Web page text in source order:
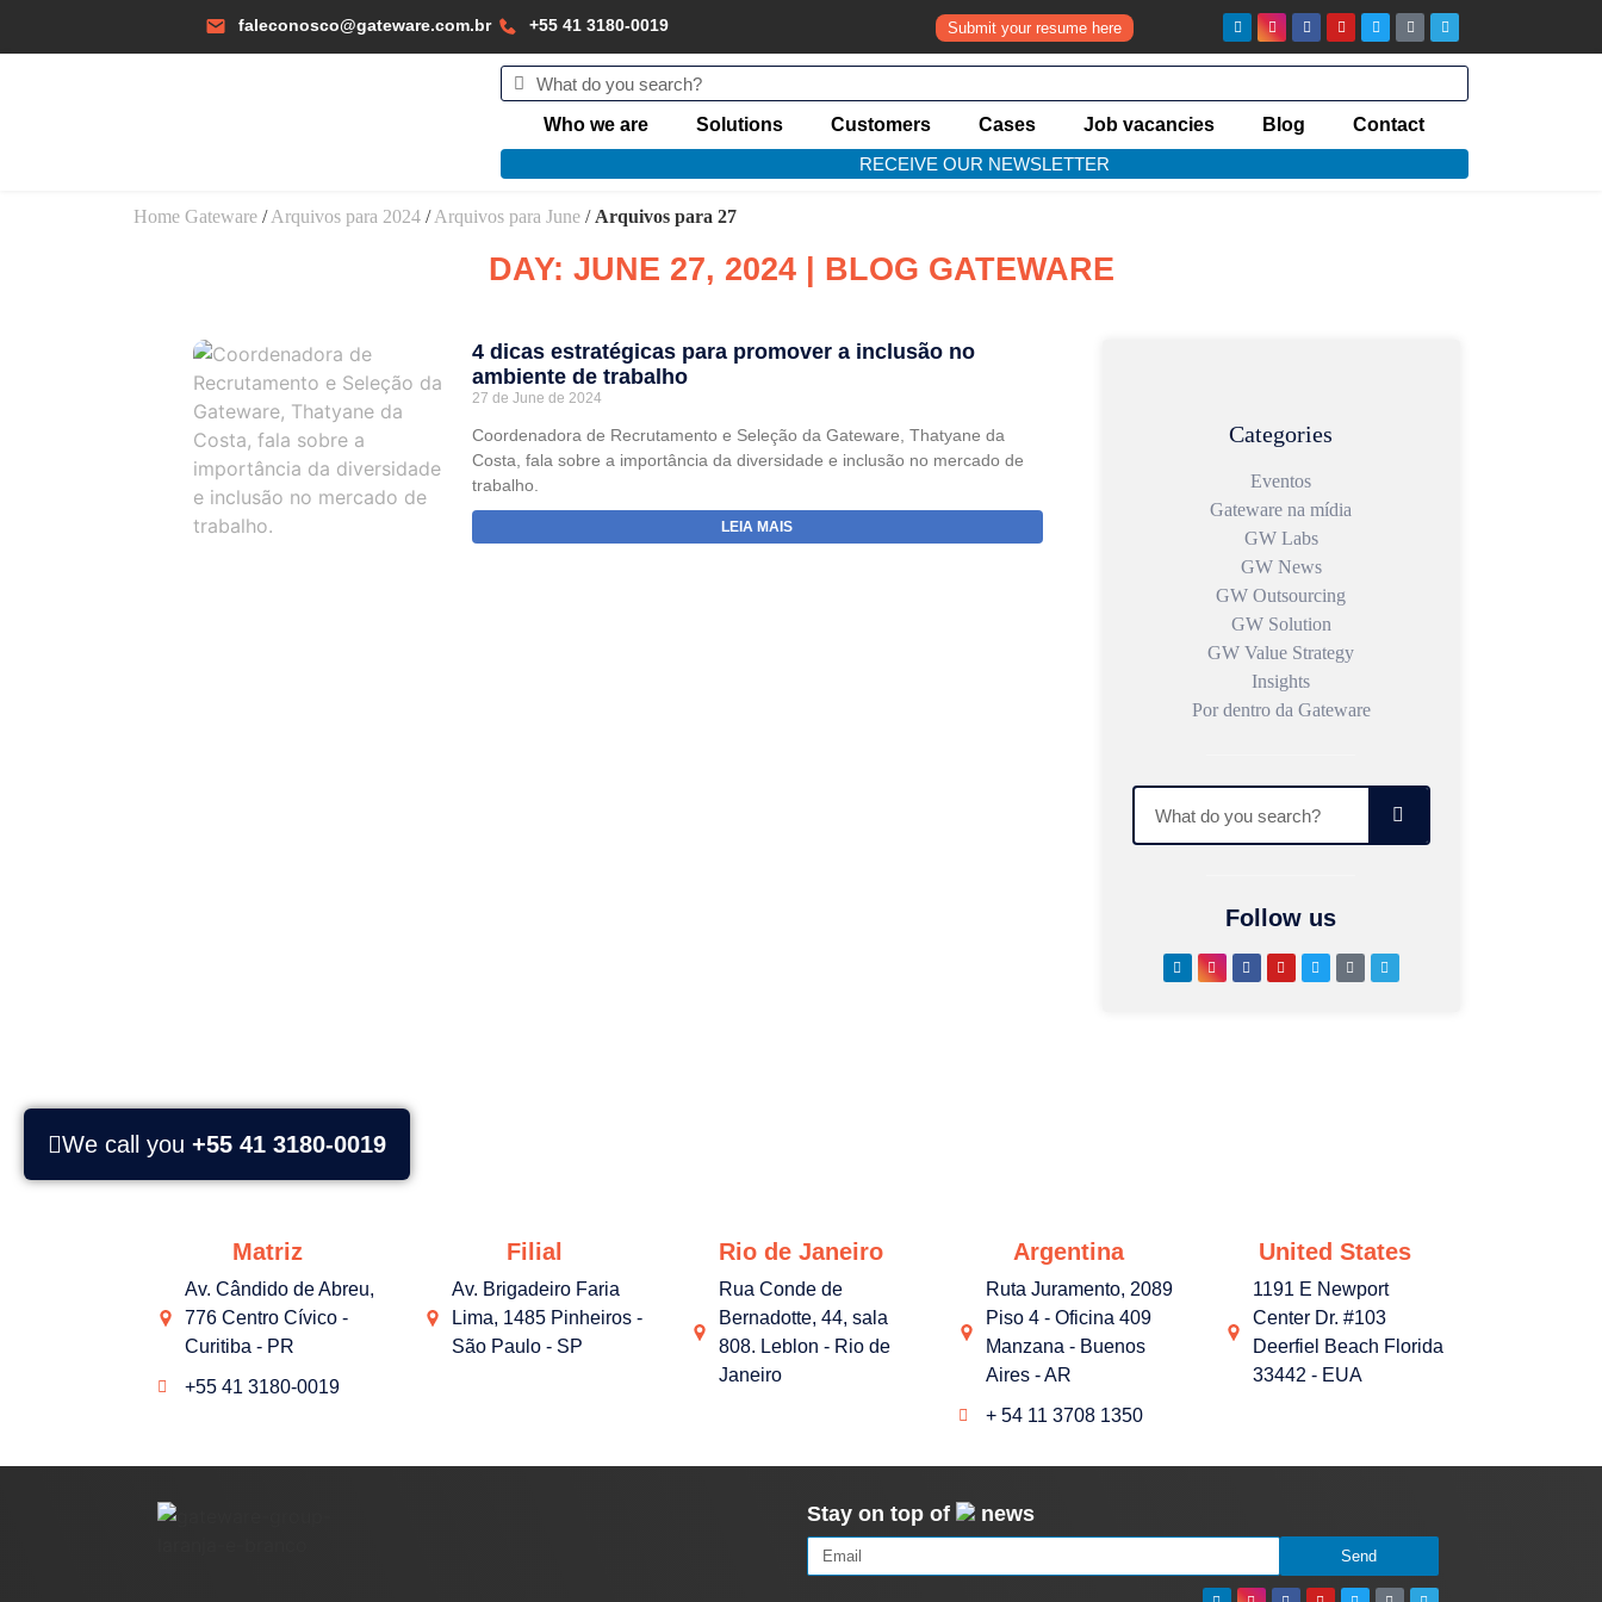
faleconosco@gateware.com.br +55 41 3180-0019 Submit your resume here
Who we are Solutions Customers Cases Job vacancies Blog
Contact
RECEIVE OUR NEWSLETTER
Home Gateware /Arquivos para 2024 /Arquivos para June / Arquivos para 27
DAY: JUNE 27, 2024 | BLOG GATEWARE
4 dicas estratégicas para promover a inclusão no
ambiente de trabalho
27 de June de 2024
Coordenadora de Recrutamento e Seleção da Gateware, Thatyane da
Costa, fala sobre a importância da diversidade e inclusão no mercado de
trabalho.
LEIA MAIS
Categories
Eventos
Gateware na mídia
GW Labs
GW News
GW Outsourcing
GW Solution
GW Value Strategy
Insights
Por dentro da Gateware
Follow us
We call you +55 41 3180-0019
Matriz
Av. Cândido de Abreu,
776 Centro Cívico -
Curitiba - PR
+55 41 3180-0019
Filial
Av. Brigadeiro Faria
Lima, 1485 Pinheiros -
São Paulo - SP
Rio de Janeiro
Rua Conde de
Bernadotte, 44, sala
808. Leblon - Rio de
Janeiro
Argentina
Ruta Juramento, 2089
Piso 4 - Oficina 409
Manzana - Buenos
Aires - AR
+ 54 11 3708 1350
United States
1191 E Newport
Center Dr. #103
Deerfiel Beach Florida
33442 - EUA
Stay on top of news
Send